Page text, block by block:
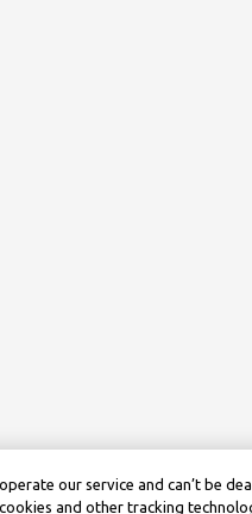
our service and can’t be
and other tracking